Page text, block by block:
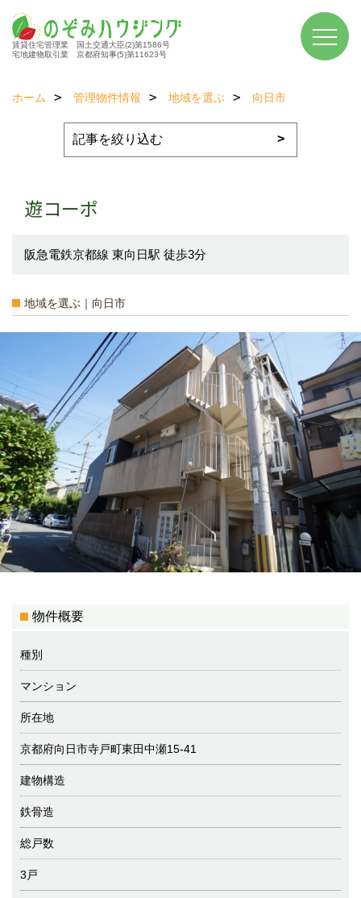
賃貸住宅管理業 国土交通大臣(2)第1586号
宅地建物取引業 京都府知事(5)第11623号
ホーム 管理物件情報 地域を選ぶ 向日市
遊コーポ
阪急電鉄京都線 東向日駅 徒歩3分
地域を選ぶ｜向日市
物件概要
種別
マンション
所在地
京都府向日市寺戸町東田中瀬15-41
建物構造
鉄骨造
総戸数
3戸